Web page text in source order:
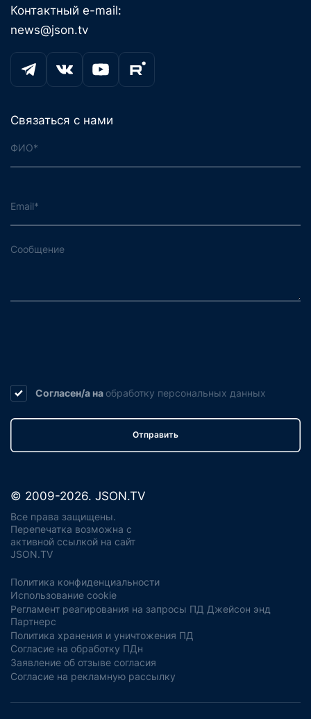
Контактный e-mail:
news@json.tv
Связаться с нами
Согласен/а на обработку персональных данных
Отправить
© 2009-2026. JSON.TV
Все права защищены.
Перепечатка возможна с
активной ссылкой на сайт
JSON.TV
Политика конфиденциальности
Использование cookie
Регламент реагирования на запросы ПД Джейсон энд
Партнерс
Политика хранения и уничтожения ПД
Согласие на обработку ПДн
Заявление об отзыве согласия
Согласие на рекламную рассылку